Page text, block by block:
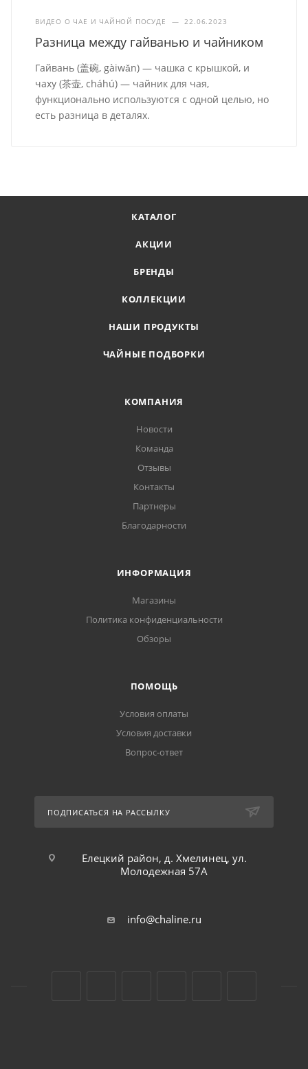
ВИДЕО О ЧАЕ И ЧАЙНОЙ ПОСУДЕ — 22.06.2023
Разница между гайванью и чайником
Гайвань (盖碗, gàiwǎn) — чашка с крышкой, и
чаху (茶壶, cháhú) — чайник для чая,
функционально используются с одной целью, но
есть разница в деталях.
КАТАЛОГ
АКЦИИ
БРЕНДЫ
КОЛЛЕКЦИИ
НАШИ ПРОДУКТЫ
ЧАЙНЫЕ ПОДБОРКИ
КОМПАНИЯ
Новости
Команда
Отзывы
Контакты
Партнеры
Благодарности
ИНФОРМАЦИЯ
Магазины
Политика конфиденциальности
Обзоры
ПОМОЩЬ
Условия оплаты
Условия доставки
Вопрос-ответ
ПОДПИСАТЬСЯ НА РАССЫЛКУ
Елецкий район, д. Хмелинец, ул.
Молодежная 57А
info@chaline.ru